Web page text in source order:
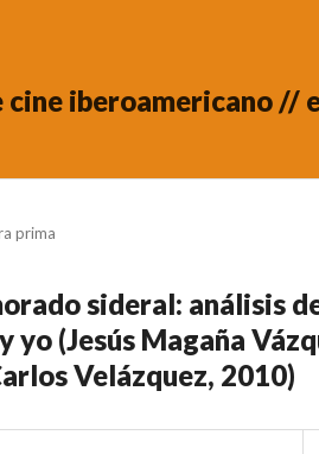
cine iberoamericano //
prima
sideral: análisis
(Jesús Magaña
Velázquez, 2010)